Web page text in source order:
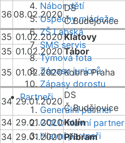
Nábor dětí
Úspěchy mládeže
ZŠ Labská
SMS servis
Týmová fota
Zápasy juniorů
Zápasy dorostu
Partneři
Generální partner
GOLD hlavní partner
Hlavní partneři
36 08.02.2020
DS
Č.Budějovice
35 01.02.2020Klatovy
35 01.02.2020Tábor
35 01.02.2020Kobra Praha
34 29.01.2020
DS
Č.Budějovice
34 29.01.2020Kolín
34 29.01.2020Příbram